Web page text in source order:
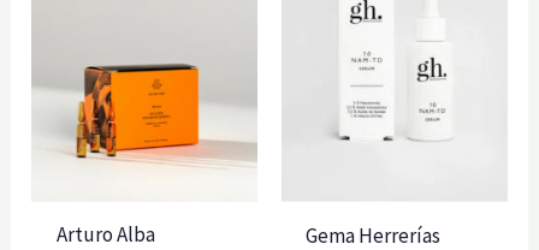
Arturo Alba
Gema Herrerías